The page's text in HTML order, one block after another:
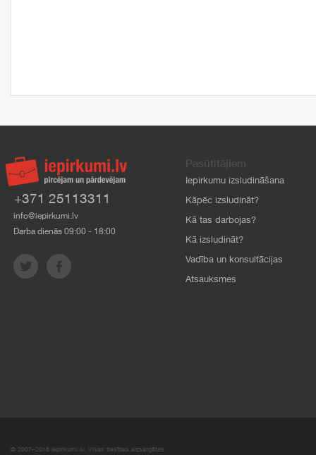
+371 25113311
info@iepirkumi.lv
Darba dienās 09:00 - 18:00
Pasūtītājiem
Iepirkumu izsludināšana
Kāpēc izsludināt?
Kā tas darbojas?
Kā izsludināt?
Vadība un konsultācijas
Atsauksmes
© 2007–2018 Iepirkumi.lv. Visas tiesības aizsargātas.